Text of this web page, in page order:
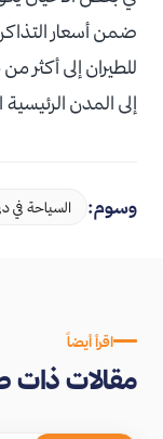
ضمن أسعار
إلى المدن
وسوم: السياحة في
اقرأ أيضاً
مقالات ذات